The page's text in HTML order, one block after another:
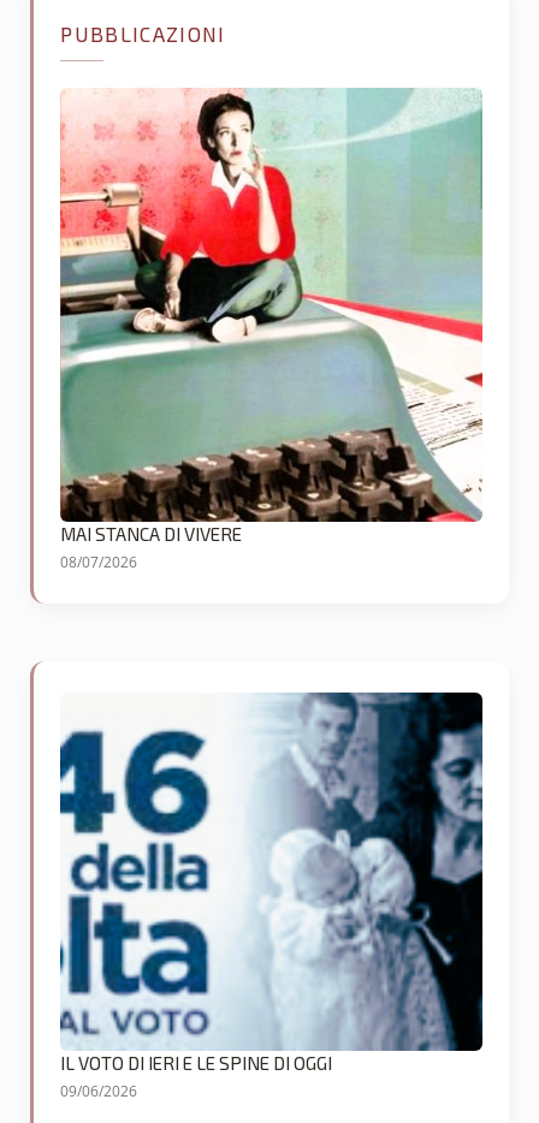
PUBBLICAZIONI
MAI STANCA DI VIVERE
08/07/2026
IL VOTO DI IERI E LE SPINE DI OGGI
09/06/2026